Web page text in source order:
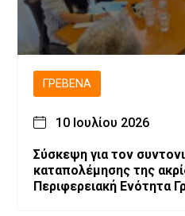
ΓΡΕΒΕΝΆ
10 Ιουλίου 2026
Σύσκεψη για τον
καταπολέμησης της
Περιφερειακή Ενότητα